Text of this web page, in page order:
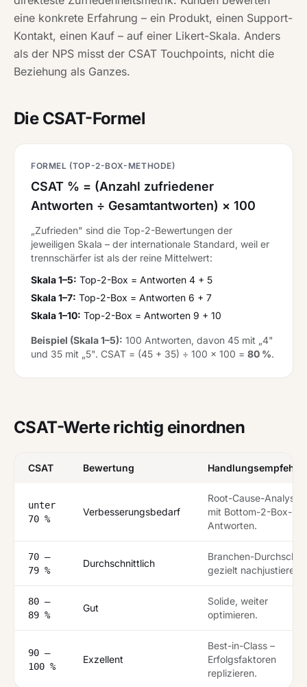
eine konkrete Erfahrung – ein Produkt, einen Support-
Kontakt, einen Kauf – auf einer Likert-Skala. Anders
als der NPS misst der CSAT Touchpoints, nicht die
Beziehung als Ganzes.
Die CSAT-Formel
FORMEL (TOP-2-BOX-METHODE)
CSAT % = (Anzahl zufriedener
Antworten ÷ Gesamtantworten) × 100
„Zufrieden" sind die Top-2-Bewertungen der
jeweiligen Skala – der internationale Standard, weil er
trennschärfer ist als der reine Mittelwert:
Skala 1–5: Top-2-Box = Antworten 4 + 5
Skala 1–7: Top-2-Box = Antworten 6 + 7
Skala 1–10: Top-2-Box = Antworten 9 + 10
Beispiel (Skala 1–5): 100 Antworten, davon 45 mit „4"
und 35 mit „5". CSAT = (45 + 35) ÷ 100 × 100 = 80 %.
CSAT-Werte richtig einordnen
CSAT Bewertung
unter
70 %
Verbesserungsbedarf
Root-Cause-Analyse
mit Bottom-2-Box-
Antworten.
70 –
79 %
Durchschnittlich
Branchen-
gezielt nachjustieren.
80 –
89 %
Gut
Solide, weiter
optimieren.
90 –
100 %
Exzellent
Best-in-Class –
Erfolgsfaktoren
replizieren.